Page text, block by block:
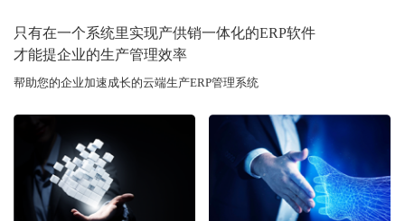
只有在一个系统里实现产供销一体化的ERP软件
才能提企业的生产管理效率
帮助您的企业加速成长的云端生产ERP管理系统